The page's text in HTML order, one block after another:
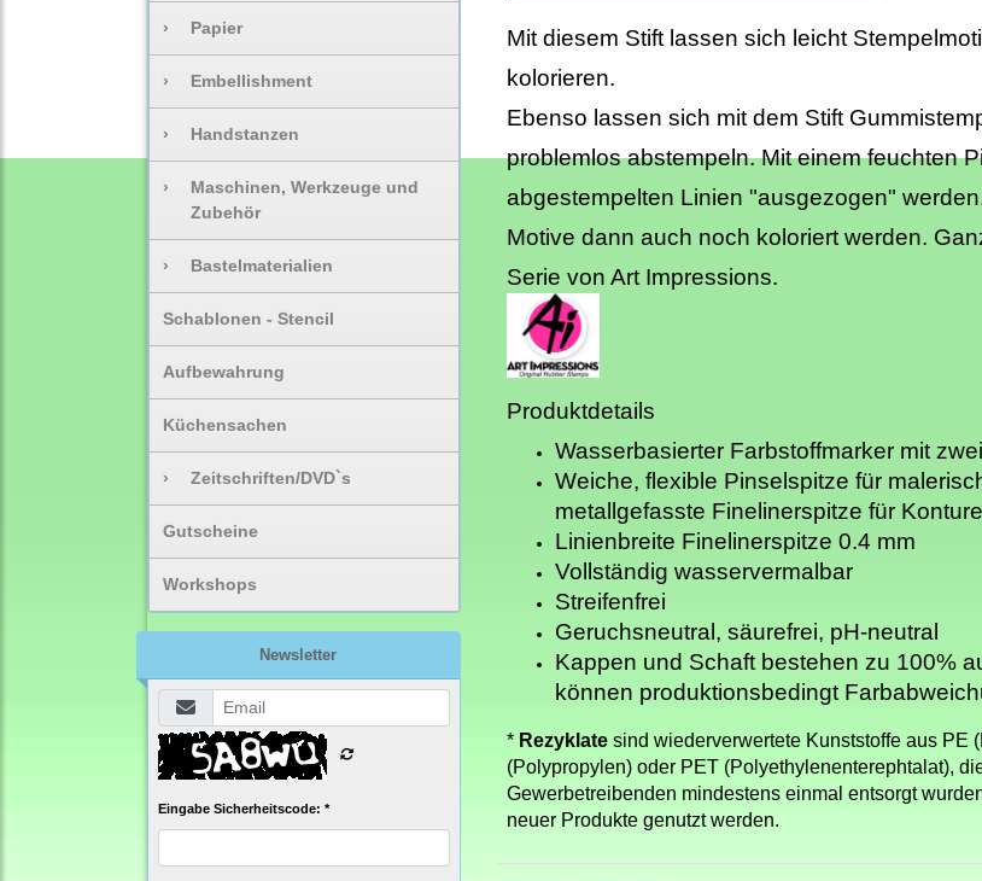
› Papier
› Embellishment
› Handstanzen
›
Maschinen, Werkzeuge und
Zubehör
› Bastelmaterialien
Schablonen - Stencil
Aufbewahrung
Küchensachen
› Zeitschriften/DVD`s
Gutscheine
Workshops
Newsletter
Eingabe Sicherheitscode: *
Mit diesem Stift lassen sich leicht
kolorieren.
Ebenso lassen sich mit dem Stift
problemlos abstempeln. Mit einem feuchten
abgestempelten Linien "ausgezogen"
Motive dann auch noch koloriert werden.
Serie von Art Impressions.
Produktdetails
Wasserbasierter Farbstoffmarker mit
Weiche, flexible Pinselspitze für
metallgefasste Finelinerspitze für
Linienbreite Finelinerspitze 0.4 mm
Vollständig wasservermalbar
Streifenfrei
Geruchsneutral, säurefrei, pH-neutral
Kappen und Schaft bestehen zu 100%
können produktionsbedingt
* Rezyklate sind wiederverwertete Kunststoffe aus PE
(Polypropylen) oder PET (Polyethylenenterephtalat),
Gewerbetreibenden mindestens einmal entsorgt
neuer Produkte genutzt werden.